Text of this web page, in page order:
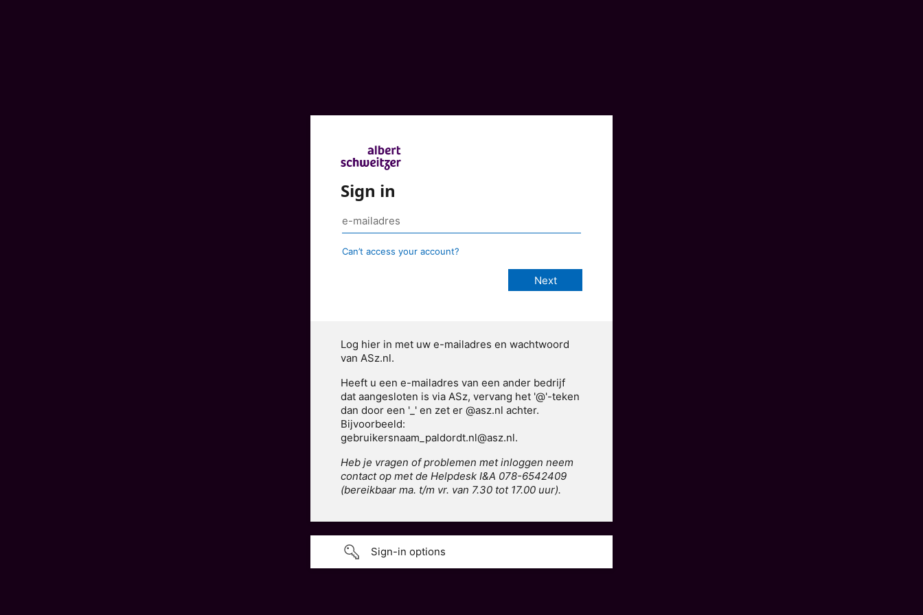
Sign in
Can’t access your account?
Log hier in met uw e-mailadres en wachtwoord
van ASz.nl.
Heeft u een e-mailadres van een ander bedrijf
dat aangesloten is via ASz, vervang het '@'-teken
dan door een '_' en zet er @asz.nl achter.
Bijvoorbeeld:
gebruikersnaam_paldordt.nl@asz.nl.
Heb je vragen of problemen met inloggen neem
contact op met de Helpdesk I&A 078-6542409
(bereikbaar ma. t/m vr. van 7.30 tot 17.00 uur).
Sign-in options